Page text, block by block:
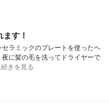
す！
ラミックのプレートを使ったヘ
に髪の毛を洗ってドライヤーで
続きを見る